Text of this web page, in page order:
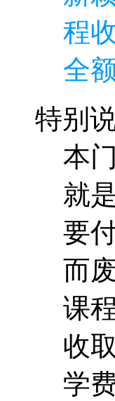
本
就
要
而
课
收
学
的
完
可